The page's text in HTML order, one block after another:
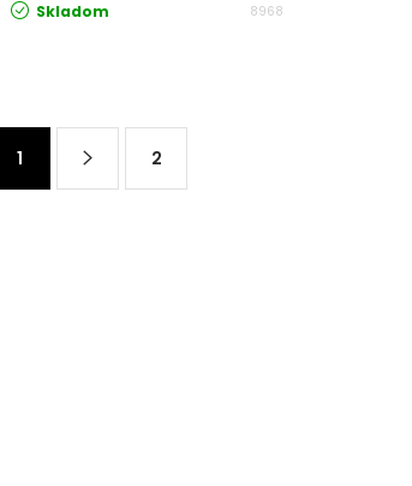
Skladom 8968
Stránkovanie
1 2